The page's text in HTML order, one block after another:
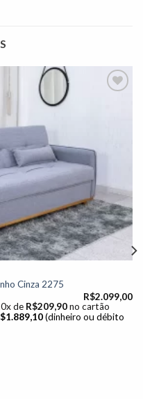
Cinza 2275
R$2.099,00
de R$209,90 no cartão
1.889,10 (dinheiro ou débito